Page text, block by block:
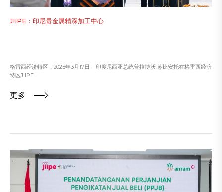
JIIPE：印尼贵金属精深加工中心
格雷西经济特区，2025年3月17日 – 印度尼西亚总统普拉博沃·苏比安托在格雷西经济
特区JIIPE...
更多